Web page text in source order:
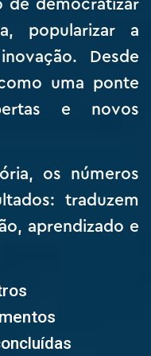
de democratizar
popularizar a
Desde
uma ponte
e novos
os números
traduzem
aprendizado e